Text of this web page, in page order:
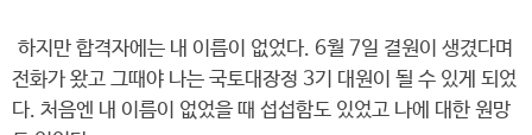
하지만 합격자에는 내 이름이 없었다. 6월 7일 결원이 생겼다며
전화가 왔고 그때야 나는 국토대장정 3기 대원이 될 수 있게 되었
다. 처음엔 내 이름이 없었을 때 섭섭함도 있었고 나에 대한 원망